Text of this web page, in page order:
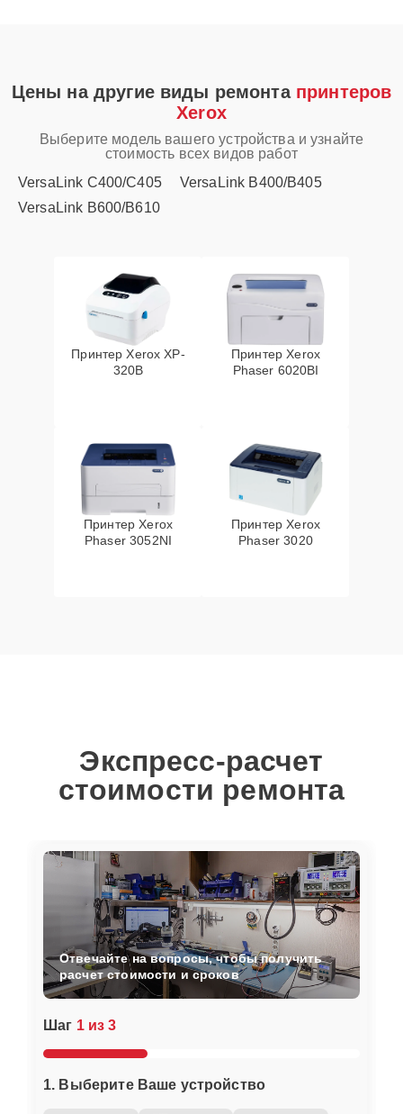
Цены на другие виды ремонта принтеров
Xerox
Выберите модель вашего устройства и узнайте
стоимость всех видов работ
VersaLink C400/C405
VersaLink B400/B405
VersaLink B600/B610
Принтер Xerox XP-
320B
Принтер Xerox
Phaser 6020BI
Принтер Xerox
Phaser 3052NI
Принтер Xerox
Phaser 3020
Экспресс-расчет
стоимости ремонта
Шаг 1 из 3
1. Выберите Ваше устройство
Отвечайте на вопросы, чтобы получить
расчет стоимости и сроков